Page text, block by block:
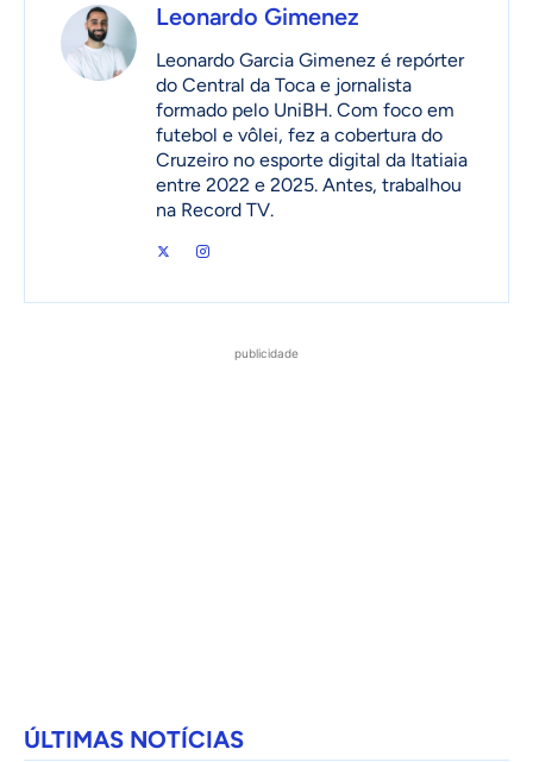
Leonardo Gimenez
Leonardo Garcia Gimenez é repórter
do Central da Toca e jornalista
formado pelo UniBH. Com foco em
futebol e vôlei, fez a cobertura do
Cruzeiro no esporte digital da Itatiaia
entre 2022 e 2025. Antes, trabalhou
na Record TV.
publicidade
ÚLTIMAS NOTÍCIAS